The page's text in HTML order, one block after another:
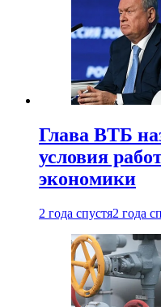
Глава ВТБ
условия
экономики
2 года спустя2 года